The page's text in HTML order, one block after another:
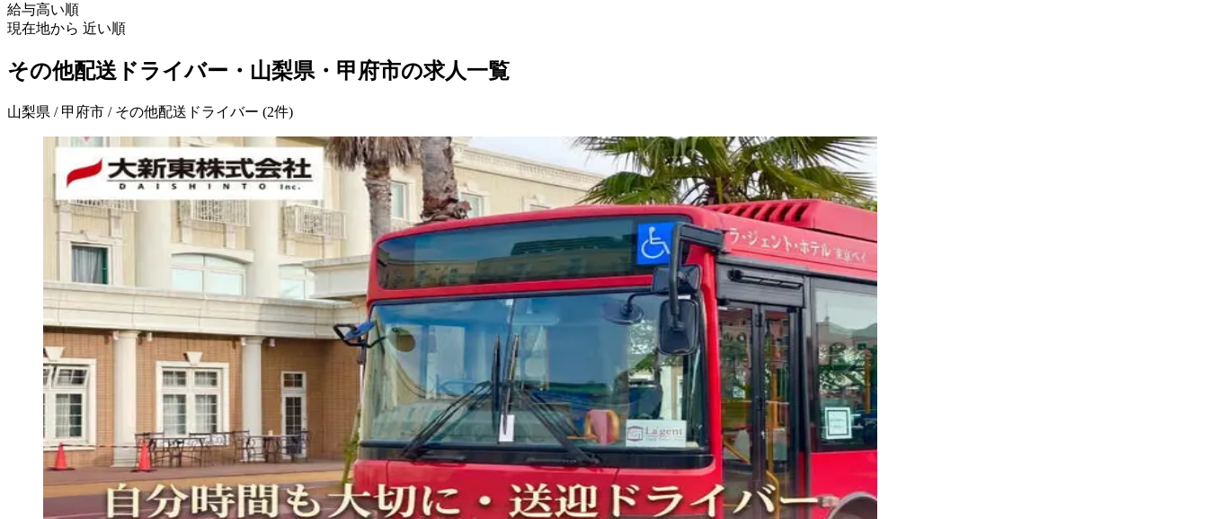
給与高い順
現在地から 近い順
その他配送ドライバー・山梨県・甲府市の求人一覧
山梨県 / 甲府市 / その他配送ドライバー (2件)